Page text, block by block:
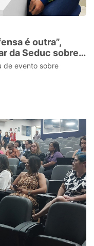
é outra”,
da Seduc sobre
de evento sobre